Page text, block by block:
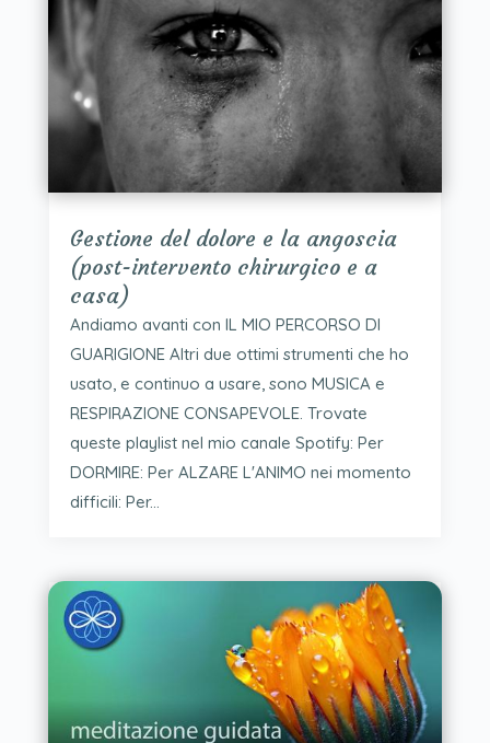
Gestione del dolore e la angoscia
(post-intervento chirurgico e a
casa)
Andiamo avanti con IL MIO PERCORSO DI
GUARIGIONE Altri due ottimi strumenti che ho
usato, e continuo a usare, sono MUSICA e
RESPIRAZIONE CONSAPEVOLE. Trovate
queste playlist nel mio canale Spotify: Per
DORMIRE: Per ALZARE L'ANIMO nei momento
difficili: Per...